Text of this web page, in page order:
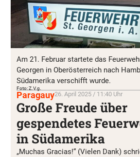
Am 21. Februar startete das
Georgen in Oberösterreich nach
Südamerika verschifft wurde.
Foto: Z.V.g.
Paragauy26. April 2025 / 11:40 Uhr
Große Freude über
gespendetes
in Südamerika
„Muchas Gracias!“ (Vielen Dank)